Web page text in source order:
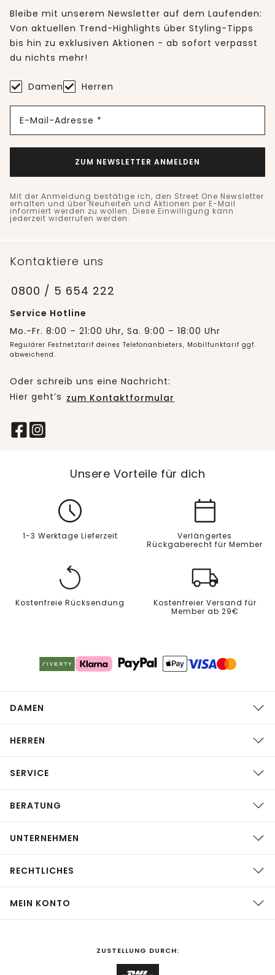
Bleibe mit unserem Newsletter auf dem Laufenden:
Von aktuellen Trend-Highlights über Styling-Tipps
bis hin zu exklusiven Aktionen - ab sofort verpasst
du nichts mehr!
Damen Herren
E-Mail-Adresse *
ZUM NEWSLETTER ANMELDEN
Mit der Anmeldung bestätige ich, den Street One Newsletter
erhalten und über Neuheiten und Aktionen per E-Mail
informiert werden zu wollen. Diese Einwilligung kann
jederzeit widerrufen werden.
Kontaktiere uns
0800 / 5 654 222
Service Hotline
Mo.-Fr. 8:00 – 21:00 Uhr, Sa. 9:00 – 18:00 Uhr
Regulärer Festnetztarif deines Telefonanbieters, Mobilfunktarif ggf.
abweichend.
Oder schreib uns eine Nachricht:
Hier geht’s zum Kontaktformular
Unsere Vorteile für dich
1-3 Werktage Lieferzeit
Verlängertes
Rückgaberecht für Member
Kostenfreie Rücksendung
Kostenfreier Versand für
Member ab 29€
DAMEN
HERREN
SERVICE
BERATUNG
UNTERNEHMEN
RECHTLICHES
MEIN KONTO
ZUSTELLUNG DURCH: